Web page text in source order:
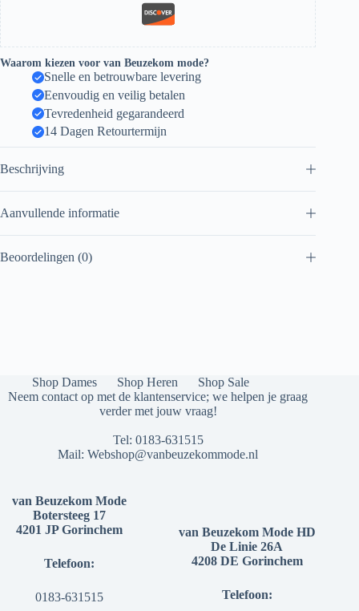
Waarom kiezen voor van Beuzekom mode?
Snelle en betrouwbare levering
Eenvoudig en veilig betalen
Tevredenheid gegarandeerd
14 Dagen Retourtermijn
Beschrijving
Aanvullende informatie
Beoordelingen (0)
Shop Dames Shop Heren
Shop Sale
Neem contact op met de klantenservice; we helpen je graag
verder met jouw vraag!
Tel: 0183-631515
Mail:Webshop@vanbeuzekommode.nl
van Beuzekom Mode
Botersteeg 17
4201 JP Gorinchem
Telefoon:
0183-631515
van Beuzekom Mode HD
De Linie 26A
4208 DE Gorinchem
Telefoon: